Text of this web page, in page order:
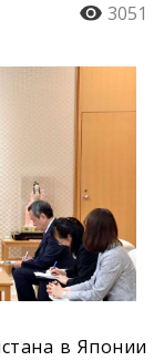
3051
в Японии